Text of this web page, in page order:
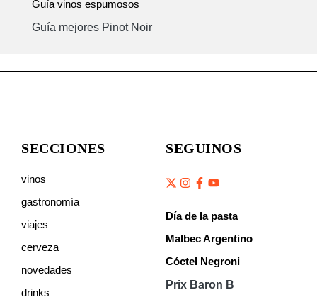
Guía vinos espumosos
Guía mejores Pinot Noir
SECCIONES
vinos
gastronomía
viajes
cerveza
novedades
drinks
SEGUINOS
Día de la pasta
Malbec Argentino
Cóctel Negroni
Prix Baron B